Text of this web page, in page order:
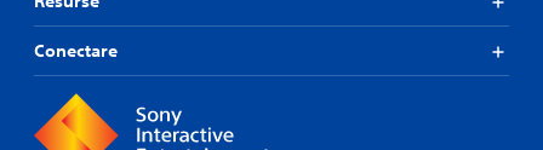
Conectare